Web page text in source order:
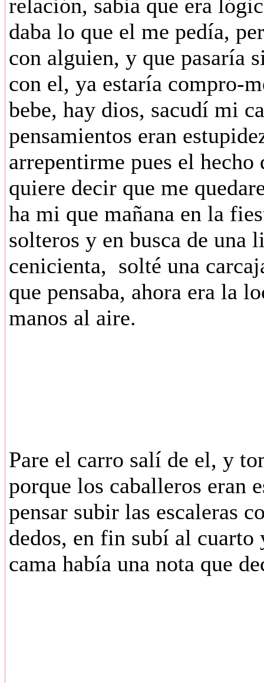
relación, sabia que era
daba lo que el me pedía,
con alguien, y que pasaría
con el, ya estaría compro-
bebe, hay dios, sacudí mi
pensamientos eran
arrepentirme pues el
quiere decir que me
ha mi que mañana en la
solteros y en busca de una
cenicienta, solté una
que pensaba, ahora era la
manos al aire.
Pare el carro salí de el, y
porque los caballeros eran
pensar subir las escaleras
dedos, en fin subí al
cama había una nota que